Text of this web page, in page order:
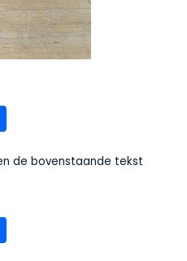
de bovenstaande tekst